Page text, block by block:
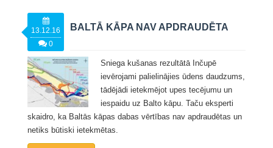
13.12.16
0
BALTĀ KĀPA NAV APDRAUDĒTA
Sniega kušanas rezultātā Inčupē
ievērojami palielinājies ūdens daudzums,
tādējādi ietekmējot upes tecējumu un
iespaidu uz Balto kāpu. Taču eksperti
skaidro, ka Baltās kāpas dabas vērtības nav apdraudētas un
netiks būtiski ietekmētas.